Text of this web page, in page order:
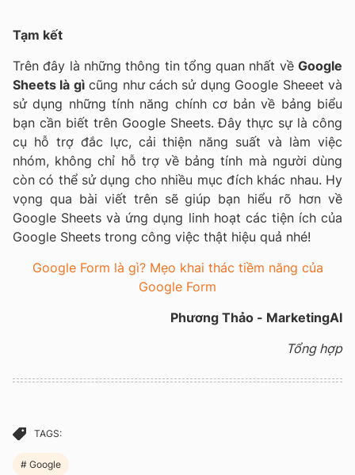
Tạm kết
Trên đây là những thông tin tổng quan nhất về Google
Sheets là gìcũng như cách sử dụng Google Sheeet và
sử dụng những tính năng chính cơ bản về bảng biểu
bạn cần biết trên Google Sheets. Đây thực sự là công
cụ hỗ trợ đắc lực, cải thiện năng suất và làm việc
nhóm, không chỉ hỗ trợ về bảng tính mà người dùng
còn có thể sử dụng cho nhiều mục đích khác nhau. Hy
vọng qua bài viết trên sẽ giúp bạn hiểu rõ hơn về
Google Sheets và ứng dụng linh hoạt các tiện ích của
Google Sheets trong công việc thật hiệu quả nhé!
Google Form là gì? Mẹo khai thác tiềm năng của
Google Form
Phương Thảo - MarketingAI
Tổng hợp
TAGS:
Google